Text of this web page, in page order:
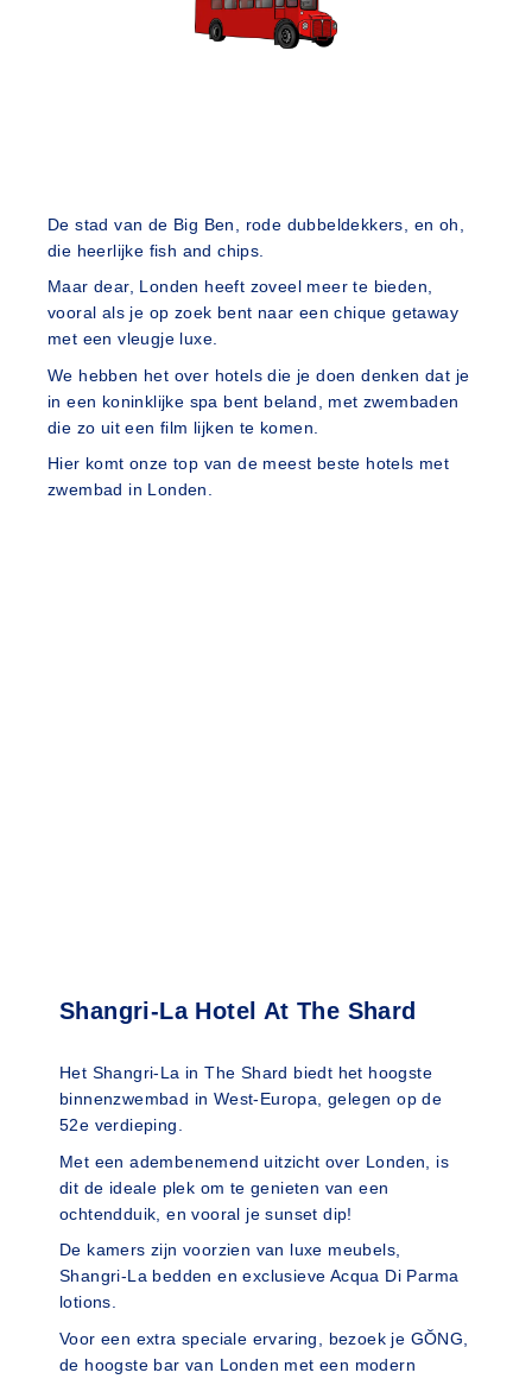
De stad van de Big Ben, rode dubbeldekkers, en oh,
die heerlijke fish and chips.
Maar dear, Londen heeft zoveel meer te bieden,
vooral als je op zoek bent naar een chique getaway
met een vleugje luxe.
We hebben het over hotels die je doen denken dat je
in een koninklijke spa bent beland, met zwembaden
die zo uit een film lijken te komen.
Hier komt onze top van de meest beste hotels met
zwembad in Londen.
Shangri-La Hotel At The Shard
Het Shangri-La in The Shard biedt het hoogste
binnenzwembad in West-Europa, gelegen op de
52e verdieping.
Met een adembenemend uitzicht over Londen, is
dit de ideale plek om te genieten van een
ochtendduik, en vooral je sunset dip!
De kamers zijn voorzien van luxe meubels,
Shangri-La bedden en exclusieve Acqua Di Parma
lotions.
Voor een extra speciale ervaring, bezoek je GŎNG,
de hoogste bar van Londen met een modern